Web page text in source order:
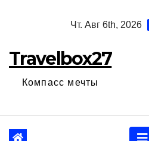
Чт. Авг 6th, 2026
Travelbox27
Компасс мечты